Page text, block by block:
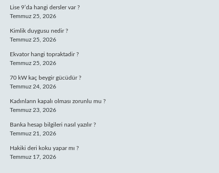
Lise 9’da hangi dersler var ?
Temmuz 25, 2026
Kimlik duygusu nedir ?
Temmuz 25, 2026
Ekvator hangi topraktadir ?
Temmuz 25, 2026
70 kW kaç beygir gücüdür ?
Temmuz 24, 2026
Kadınların kapalı olması zorunlu mu ?
Temmuz 23, 2026
Banka hesap bilgileri nasıl yazılır ?
Temmuz 21, 2026
Hakiki deri koku yapar mı ?
Temmuz 17, 2026